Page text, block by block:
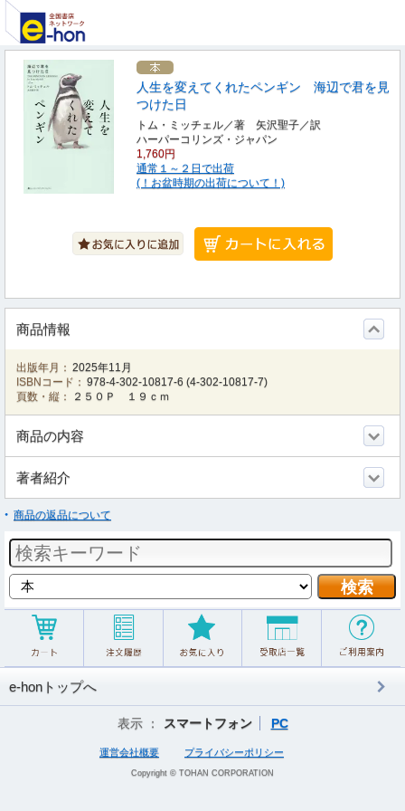
人生を変えてくれたペンギン 海辺で君を見
つけた日
トム・ミッチェル／著 矢沢聖子／訳
ハーパーコリンズ・ジャパン
1,760円
通常１～２日で出荷
(！お盆時期の出荷について！)
商品情報
出版年月： 2025年11月
ISBNコード： 978-4-302-10817-6 (4-302-10817-7)
頁数・縦：
２５０Ｐ １９ｃｍ
商品の内容
著者紹介
商品の返品について
e-honトップへ
表示 ： スマートフォン PC
運営会社概要 プライバシーポリシー
Copyright © TOHAN CORPORATION